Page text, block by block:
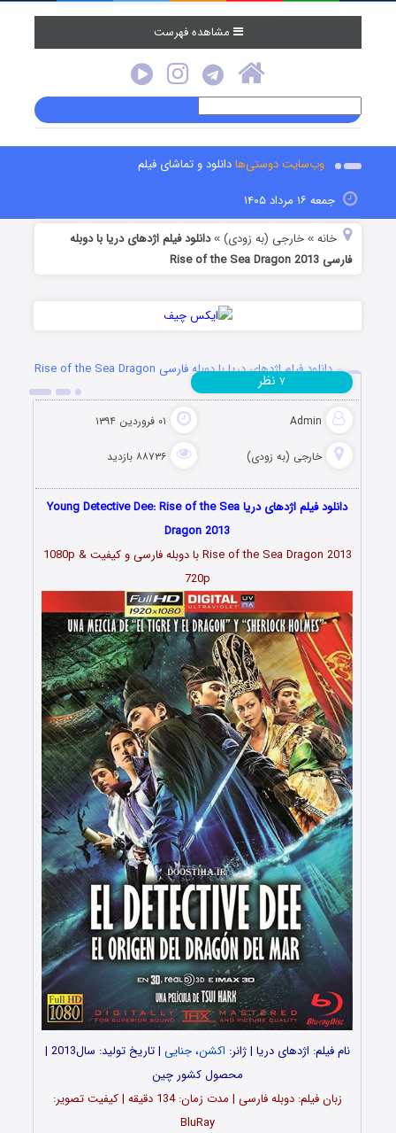
مشاهده فهرست
وب‌سایت دوستی‌هادانلود و تماشای فیلم
جمعه ۱۶ مرداد ۱۴۰۵
خانه »خارجی (به زودی) »دانلود فیلم اژدهای دریا با دوبله
فارسی Rise of the Sea Dragon 2013
دانلود فیلم اژدهای دریا با دوبله فارسی Rise of the Sea Dragon
2013
Admin ۰۱ فروردین ۱۳۹۴
خارجی (به زودی) ۸۸۷۳۶ بازدید
۷ نظر
دانلود فیلم اژدهای دریا Young Detective Dee: Rise of the Sea
Dragon 2013
Rise of the Sea Dragon 2013 با دوبله فارسی و کیفیت 1080p &
720p
نام فیلم: اژدهای دریا | ژانر: اکشن،جنایی
| تاریخ تولید: سال2013 |
محصول کشور چین
زبان فیلم: دوبله فارسی | مدت زمان: 134 دقیقه | کیفیت تصویر:
BluRay